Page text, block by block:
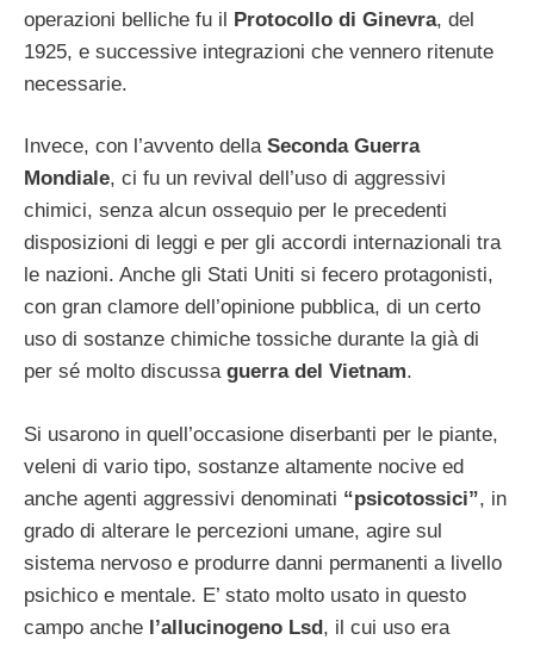
operazioni belliche fu il Protocollo di Ginevra, del
1925, e successive integrazioni che vennero ritenute
necessarie.
Invece, con l’avvento della Seconda Guerra
Mondiale, ci fu un revival dell’uso di aggressivi
chimici, senza alcun ossequio per le precedenti
disposizioni di leggi e per gli accordi internazionali tra
le nazioni. Anche gli Stati Uniti si fecero protagonisti,
con gran clamore dell’opinione pubblica, di un certo
uso di sostanze chimiche tossiche durante la già di
per sé molto discussa guerra del Vietnam.
Si usarono in quell’occasione diserbanti per le piante,
veleni di vario tipo, sostanze altamente nocive ed
anche agenti aggressivi denominati “psicotossici”, in
grado di alterare le percezioni umane, agire sul
sistema nervoso e produrre danni permanenti a livello
psichico e mentale. E’ stato molto usato in questo
campo anche l’allucinogeno Lsd, il cui uso era